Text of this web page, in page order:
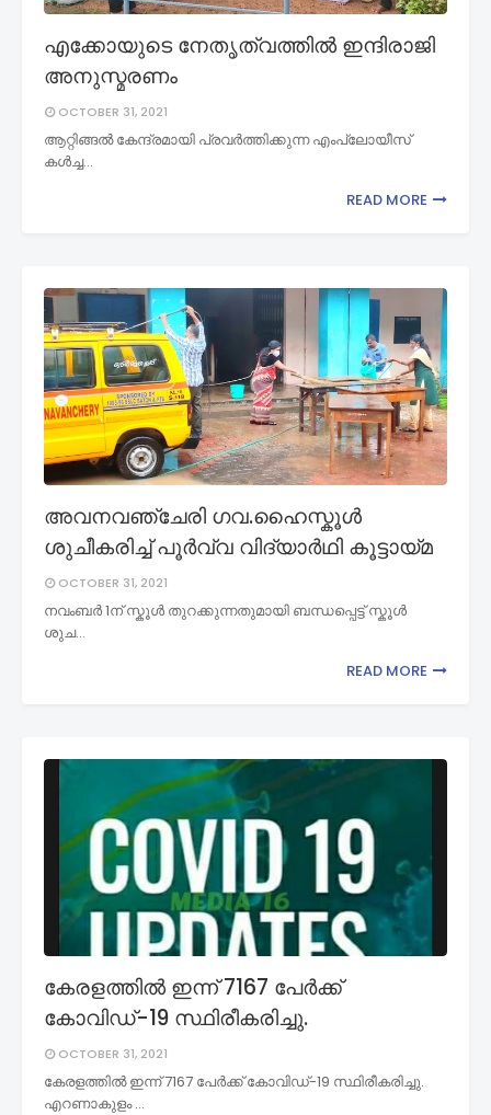
എക്കോയുടെ നേതൃത്വത്തിൽ ഇന്ദിരാജി
അനുസ്മരണം
OCTOBER 31, 2021
ആറ്റിങ്ങൽ കേന്ദ്രമായി പ്രവർത്തിക്കുന്ന എംപ്ലോയീസ്
കൾച്ച…
READ MORE
അവനവഞ്ചേരി ഗവ.ഹൈസ്കൂൾ
ശുചീകരിച്ച് പൂർവ്വ വിദ്യാർഥി കൂട്ടായ്മ
OCTOBER 31, 2021
നവംബർ 1ന് സ്കൂൾ തുറക്കുന്നതുമായി ബന്ധപ്പെട്ട് സ്കൂൾ
ശുച…
READ MORE
കേരളത്തില്‍ ഇന്ന് 7167 പേര്‍ക്ക്
കോവിഡ്-19 സ്ഥിരീകരിച്ചു.
OCTOBER 31, 2021
കേരളത്തില്‍ ഇന്ന് 7167 പേര്‍ക്ക് കോവിഡ്-19 സ്ഥിരീകരിച്ചു.
എറണാകുളം …